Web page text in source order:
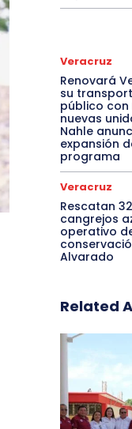
Veracruz
Renovará
su
público con
nuevas
Nahle
expansión
programa
Veracruz
Rescatan
cangrejos
operativo
Alvarado
Related